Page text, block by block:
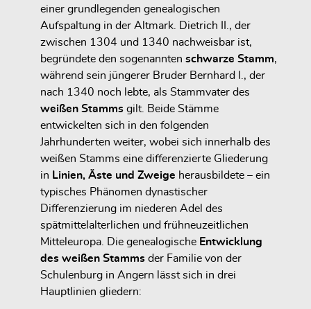
einer grundlegenden genealogischen
Aufspaltung in der Altmark. Dietrich II., der
zwischen 1304 und 1340 nachweisbar ist,
begründete den sogenannten schwarze Stamm,
während sein jüngerer Bruder Bernhard I., der
nach 1340 noch lebte, als Stammvater des
weißen Stamms gilt. Beide Stämme
entwickelten sich in den folgenden
Jahrhunderten weiter, wobei sich innerhalb des
weißen Stamms eine differenzierte Gliederung
in Linien, Äste und Zweige herausbildete – ein
typisches Phänomen dynastischer
Differenzierung im niederen Adel des
spätmittelalterlichen und frühneuzeitlichen
Mitteleuropa. Die genealogische Entwicklung
des weißen Stamms der Familie von der
Schulenburg in Angern lässt sich in drei
Hauptlinien gliedern: